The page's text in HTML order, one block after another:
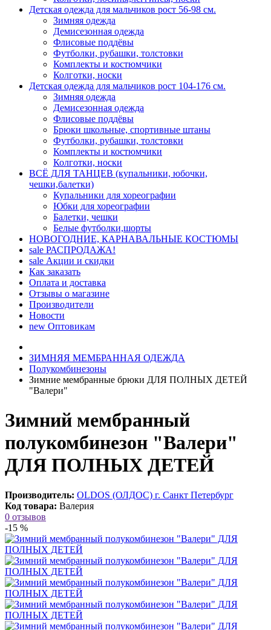
Детская одежда для мальчиков рост 56-98 см.
Зимняя одежда
Демисезонная одежда
Флисовые поддёвы
Футболки, рубашки, толстовки
Комплекты и костюмчики
Колготки, носки
Детская одежда для мальчиков рост 104-176 см.
Зимняя одежда
Демисезонная одежда
Флисовые поддёвы
Брюки школьные, спортивные штаны
Футболки, рубашки, толстовки
Комплекты и костюмчики
Колготки, носки
ВСЁ ДЛЯ ТАНЦЕВ (купальники, юбочки,
чешки,балетки)
Купальники для хореографии
Юбки для хореографии
Балетки, чешки
Белые футболки,шорты
НОВОГОДНИЕ, КАРНАВАЛЬНЫЕ КОСТЮМЫ
sale РАСПРОДАЖА!
sale Акции и скидки
Как заказать
Оплата и доставка
Отзывы о магазине
Производители
Новости
new Оптовикам
ЗИМНЯЯ МЕМБРАННАЯ ОДЕЖДА
Полукомбинезоны
Зимние мембранные брюки ДЛЯ ПОЛНЫХ ДЕТЕЙ
"Валери"
Зимний мембранный
полукомбинезон "Валери"
ДЛЯ ПОЛНЫХ ДЕТЕЙ
Производитель: OLDOS (ОЛДОС) г. Санкт Петербург
Код товара: Валерия
0 отзывов
-15 %